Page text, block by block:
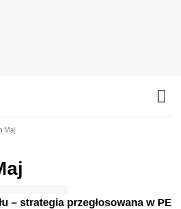
Maj
– strategia przegłosowana w PE